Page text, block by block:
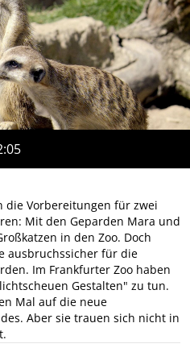
die Vorbereitungen für zwei
Mit den Geparden Mara und
in den Zoo. Doch
ausbruchssicher für die
Im Frankfurter Zoo haben
Gestalten" zu tun.
Mal auf die neue
Aber sie trauen sich nicht in